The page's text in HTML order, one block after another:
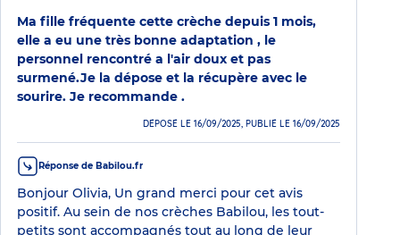
Ma fille fréquente cette crèche depuis 1 mois,
elle a eu une très bonne adaptation , le
personnel rencontré a l'air doux et pas
surmené.Je la dépose et la récupère avec le
sourire. Je recommande .
DÉPOSÉ LE 16/09/2025, PUBLIÉ LE 16/09/2025
Réponse de Babilou.fr
Bonjour Olivia, Un grand merci pour cet avis
positif. Au sein de nos crèches Babilou, les tout-
petits sont accompagnés tout au long de leur